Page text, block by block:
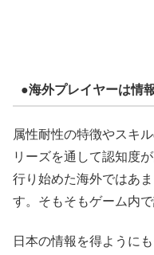
●海外プレイヤーは情
属性耐性の特徴やスキ
リーズを通して認知度
行り始めた海外ではあ
す。そもそもゲーム内
日本の情報を得ように